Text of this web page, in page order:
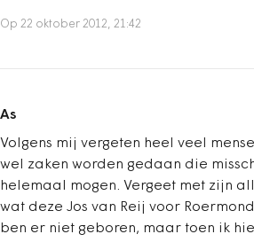
Op 22 oktober 2012, 21:42
As
Volgens mij vergeten heel veel
wel zaken worden gedaan die
helemaal mogen. Vergeet met zijn
wat deze Jos van Reij voor
ben er niet geboren, maar toen ik